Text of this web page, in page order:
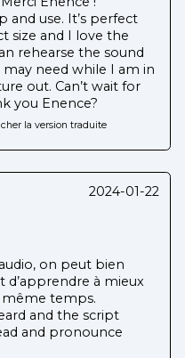
and use. It’s perfect
size and I love the
rehearse the sound
need while I am in
out. Can’t wait for
you Enence?
la version traduite
2024-01-22
on peut bien
à mieux
temps.
and the script
and pronounce